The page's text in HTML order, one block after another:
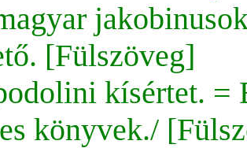
[Fülszöveg]
kísértet. =
könyvek./